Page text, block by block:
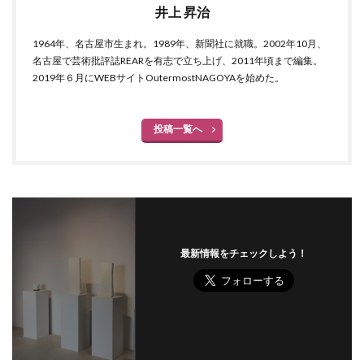
井上 昇治
1964年、名古屋市生まれ。1989年、新聞社に就職。2002年10月、
名古屋で芸術批評誌REARを有志で立ち上げ、2011年頃まで編集。
2019年６月にWEBサイトOutermostNAGOYAを始めた。
投稿一覧へ
最新情報をチェックしよう！